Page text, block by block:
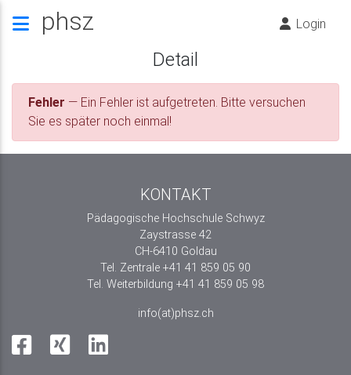
phsz Login
Detail
Fehler — Ein Fehler ist aufgetreten. Bitte versuchen
Sie es später noch einmal!
KONTAKT
Pädagogische Hochschule Schwyz
Zaystrasse 42
CH-6410 Goldau
Tel. Zentrale +41 41 859 05 90
Tel. Weiterbildung +41 41 859 05 98
info(at)phsz.ch